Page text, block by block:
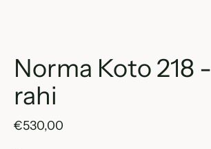
Norma Koto 218 -
rahi
€530,00